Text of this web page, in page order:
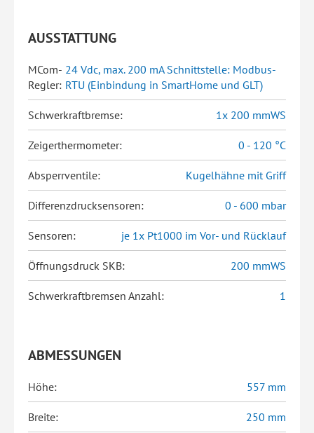
AUSSTATTUNG
MCom-
Regler:
24 Vdc, max. 200 mA Schnittstelle: Modbus-
RTU (Einbindung in SmartHome und GLT)
Schwerkraftbremse: 1x 200 mmWS
Zeigerthermometer: 0 - 120 °C
Absperrventile: Kugelhähne mit Griff
Differenzdrucksensoren: 0 - 600 mbar
Sensoren: je 1x Pt1000 im Vor- und Rücklauf
Öffnungsdruck SKB: 200 mmWS
Schwerkraftbremsen Anzahl: 1
ABMESSUNGEN
Höhe: 557 mm
Breite: 250 mm